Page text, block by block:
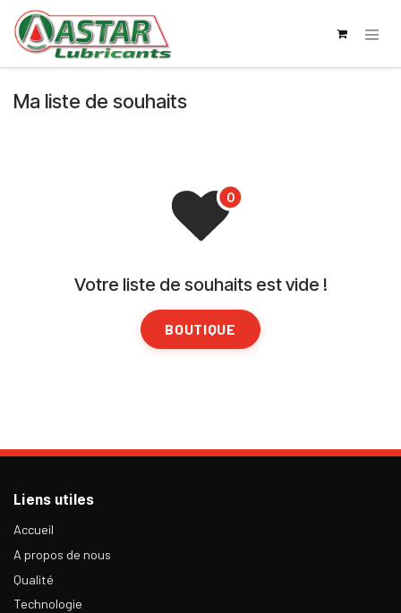
SE RENDRE AU CONTENU
Ma liste de souhaits
Votre liste de souhaits est vide !
BOUTIQUE
Liens utiles
Accueil
A propos de nous
Qualité
Technologie